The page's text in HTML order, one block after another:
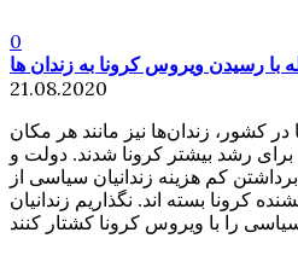
0
با رسیدن ویروس کرونا به زندان ها
21.08.2020
کشور، زندان‌ها نیز مانند هر مکان
رشد بیشتر کرونا شدند. دولت و
کم هزینه زندانیان سیاسی از
کرونا بسته اند. نگذاریم زندانیان